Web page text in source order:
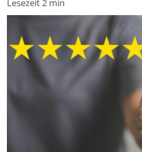
Lesezeit 2 min